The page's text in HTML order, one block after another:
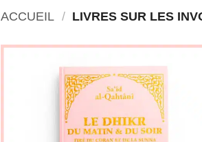
ACCUEIL / LIVRES SUR LES